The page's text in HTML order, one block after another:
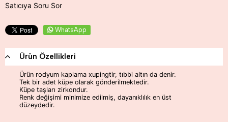
Satıcıya Soru Sor
WhatsApp
Ürün Özellikleri
Ürün rodyum kaplama xupingtir, tıbbi altın da denir.
Tek bir adet küpe olarak gönderilmektedir.
Küpe taşları zirkondur.
Renk değişimi minimize edilmiş, dayanıklılık en üst
düzeydedir.